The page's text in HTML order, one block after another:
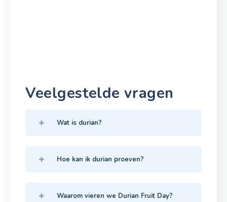
Veelgestelde vragen
Wat is durian?
Hoe kan ik durian proeven?
Waarom vieren we Durian Fruit Day?